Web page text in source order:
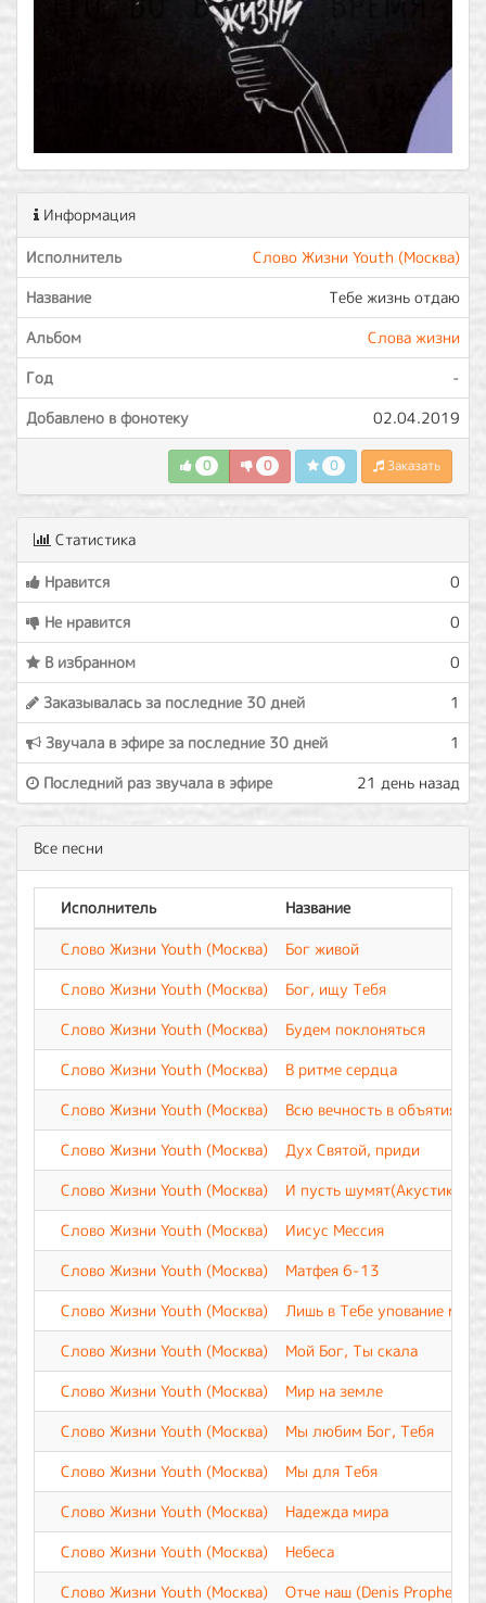
Информация
Исполнитель
Слово Жизни Youth (Москва)
Название
Тебе жизнь отдаю
Альбом
Слова жизни
Год
-
Добавлено в фонотеку
02.04.2019
0 0 0 Заказать
Статистика
Нравится
0
Не нравится
0
В избранном
0
Заказывалась за последние 30 дней
1
Звучала в эфире за последние 30 дней
1
Последний раз звучала в эфире
21 день назад
Все песни
Исполнитель
Название
Слово Жизни Youth (Москва)
Бог живой
Слово Жизни Youth (Москва)
Бог, ищу Тебя
Слово Жизни Youth (Москва)
Будем поклоняться
Слово Жизни Youth (Москва)
В ритме сердца
Слово Жизни Youth (Москва)
Всю вечность в объятиях
Слово Жизни Youth (Москва)
Дух Святой, приди
Слово Жизни Youth (Москва)
И пусть шумят(Акустика)
Слово Жизни Youth (Москва)
Иисус Мессия
Слово Жизни Youth (Москва)
Матфея 6-13
Слово Жизни Youth (Москва)
Лишь в Тебе упование мое
Слово Жизни Youth (Москва)
Мой Бог, Ты скала
Слово Жизни Youth (Москва)
Мир на земле
Слово Жизни Youth (Москва)
Мы любим Бог, Тебя
Слово Жизни Youth (Москва)
Мы для Тебя
Слово Жизни Youth (Москва)
Надежда мира
Слово Жизни Youth (Москва)
Небеса
Слово Жизни Youth (Москва)
Отче наш (Denis Prophet